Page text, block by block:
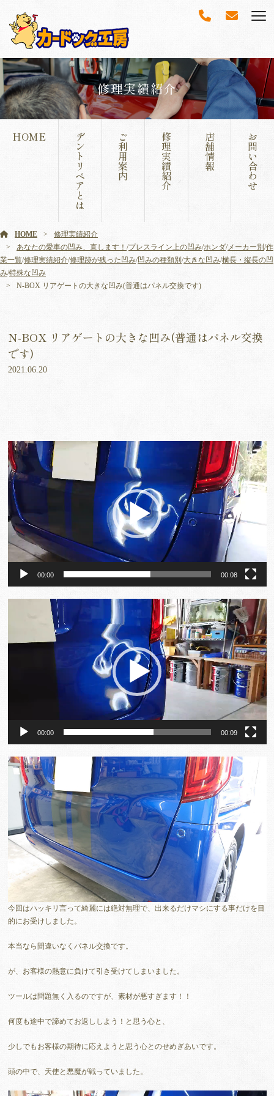
修理実績紹介
HOME デ
ン
ト
リ
ペ
ア
と
は
ご
利
用
案
内
修
理
実
績
紹
介
店
舗
情
報
お
問
い
合
わ
せ
HOME
修理実績紹介
あなたの愛車の凹み、直します！ /プレスライン上の凹み/ホンダ/メーカー別 /作
業一覧/修理実績紹介/修理跡が残った凹み/凹みの種類別 /大きな凹み/横長・縦長の凹
み/特殊な凹み
N-BOX リアゲートの大きな凹み(普通はパネル交換です)
N-BOX リアゲートの大きな凹み(普通はパネル交換
です)
2021.06.20
動
画
プ
レ
ー
ヤ
ー
00:00 00:08
レ
00:00 00:09
今回はハッキリ言って綺麗には絶対無理で、出来るだけマシにする事だけを目
的にお受けしました。
本当なら間違いなくパネル交換です。
が、お客様の熱意に負けて引き受けてしまいました。
ツールは問題無く入るのですが、素材が悪すぎます！！
何度も途中で諦めてお返ししよう！と思う心と、
少しでもお客様の期待に応えようと思う心とのせめぎあいです。
頭の中で、天使と悪魔が戦っていました。